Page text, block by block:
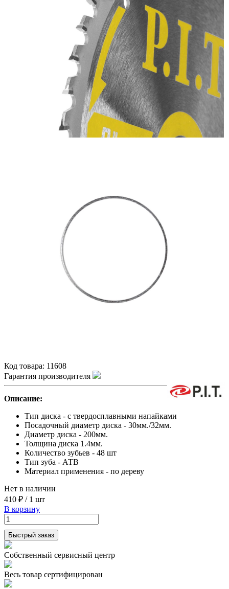
Код товара: 11608
Гарантия производителя
Описание:
Тип диска - с твердосплавными напайками
Посадочный диаметр диска - 30мм./32мм.
Диаметр диска - 200мм.
Толщина диска 1.4мм.
Количество зубьев - 48 шт
Тип зуба - АТВ
Материал применения - по дереву
Нет в наличии
410 ₽ / 1 шт
В корзину
Быстрый заказ
Собственный сервисный центр
Весь товар сертифицирован